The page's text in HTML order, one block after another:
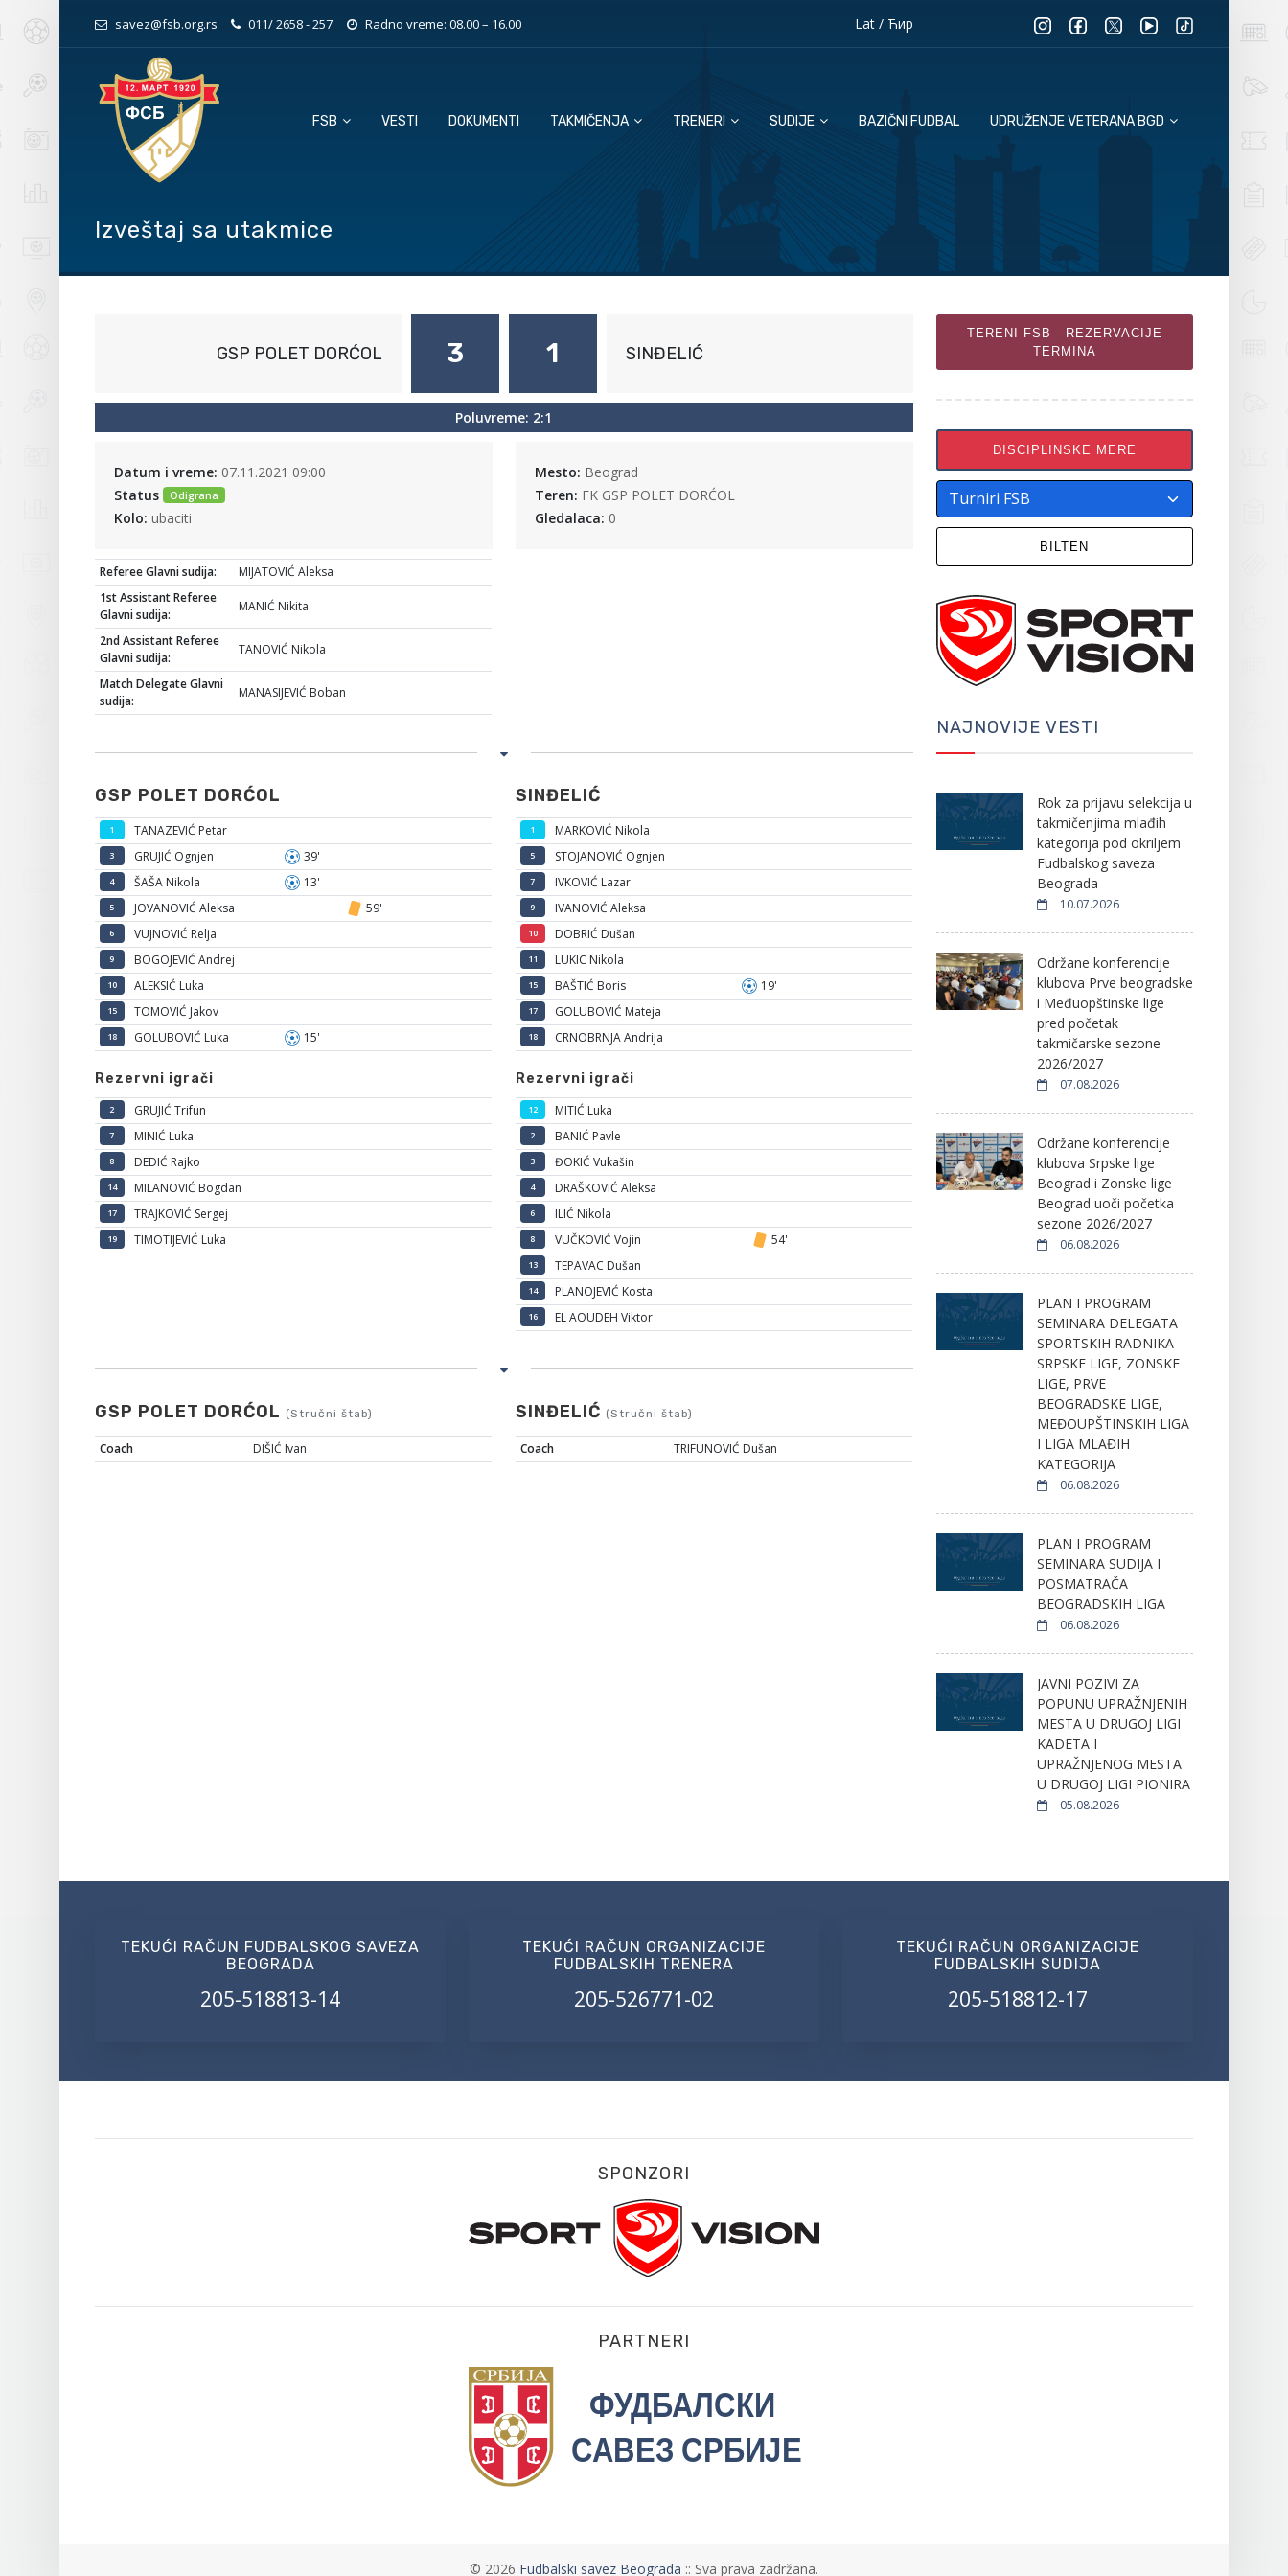
savez@fsb.org.rs 011/ 2658 - 257 Radno vreme: 08.00 – 16.00 Lat/ Ћир
FSB VESTI DOKUMENTI TAKMIČENJA TRENERI SUDIJE BAZIČNI FUDBAL UDRUŽENJE VETERANA BGD
Izveštaj sa utakmice
GSP POLET DORĆOL 3 1 SINĐELIĆ
Poluvreme: 2:1
Datum i vreme: 07.11.2021 09:00
Status
Odigrana
Kolo: ubaciti
Mesto: Beograd
Teren: FK GSP POLET DORĆOL
Gledalaca: 0
Referee Glavni sudija:
MIJATOVIĆ Aleksa
1st Assistant Referee
Glavni sudija:
MANIĆ Nikita
2nd Assistant Referee
Glavni sudija:
TANOVIĆ Nikola
Match Delegate Glavni
sudija:
MANASIJEVIĆ Boban
GSP POLET DORĆOL
1 TANAZEVIĆ Petar
3 GRUJIĆ Ognjen 39'
4 ŠAŠA Nikola 13'
5 JOVANOVIĆ Aleksa 59'
6 VUJNOVIĆ Relja
9 BOGOJEVIĆ Andrej
10 ALEKSIĆ Luka
15 TOMOVIĆ Jakov
18 GOLUBOVIĆ Luka 15'
Rezervni igrači
2 GRUJIĆ Trifun
7 MINIĆ Luka
8 DEDIĆ Rajko
14 MILANOVIĆ Bogdan
17 TRAJKOVIĆ Sergej
19 TIMOTIJEVIĆ Luka
SINĐELIĆ
1 MARKOVIĆ Nikola
5 STOJANOVIĆ Ognjen
7 IVKOVIĆ Lazar
9 IVANOVIĆ Aleksa
10 DOBRIĆ Dušan
11 LUKIC Nikola
15 BAŠTIĆ Boris 19'
17 GOLUBOVIĆ Mateja
18 CRNOBRNJA Andrija
Rezervni igrači
12 MITIĆ Luka
2 BANIĆ Pavle
3 ĐOKIĆ Vukašin
4 DRAŠKOVIĆ Aleksa
6 ILIĆ Nikola
8 VUČKOVIĆ Vojin 54'
13 TEPAVAC Dušan
14 PLANOJEVIĆ Kosta
16 EL AOUDEH Viktor
GSP POLET DORĆOL (Stručni štab)
Coach DIŠIĆ Ivan
SINĐELIĆ (Stručni štab)
Coach TRIFUNOVIĆ Dušan
TERENI FSB - REZERVACIJE
TERMINA
DISCIPLINSKE MERE
BILTEN
NAJNOVIJE VESTI
Rok za prijavu selekcija u
takmičenjima mlađih
kategorija pod okriljem
Fudbalskog saveza
Beograda
10.07.2026
Održane konferencije
klubova Prve beogradske
i Međuopštinske lige
pred početak
takmičarske sezone
2026/2027
07.08.2026
Održane konferencije
klubova Srpske lige
Beograd i Zonske lige
Beograd uoči početka
sezone 2026/2027
06.08.2026
PLAN I PROGRAM
SEMINARA DELEGATA
SPORTSKIH RADNIKA
SRPSKE LIGE, ZONSKE
LIGE, PRVE
BEOGRADSKE LIGE,
MEĐOUPŠTINSKIH LIGA
I LIGA MLAĐIH
KATEGORIJA
06.08.2026
PLAN I PROGRAM
SEMINARA SUDIJA I
POSMATRAČA
BEOGRADSKIH LIGA
06.08.2026
JAVNI POZIVI ZA
POPUNU UPRAŽNJENIH
MESTA U DRUGOJ LIGI
KADETA I
UPRAŽNJENOG MESTA
U DRUGOJ LIGI PIONIRA
05.08.2026
TEKUĆI RAČUN FUDBALSKOG SAVEZA
BEOGRADA
205-518813-14
TEKUĆI RAČUN ORGANIZACIJE
FUDBALSKIH TRENERA
205-526771-02
TEKUĆI RAČUN ORGANIZACIJE
FUDBALSKIH SUDIJA
205-518812-17
SPONZORI
PARTNERI
© 2026 Fudbalski savez Beograda :: Sva prava zadržana.